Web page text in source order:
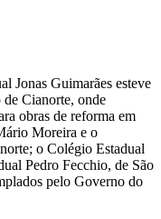
Jonas Guimarães esteve
Cianorte, onde
obras de reforma em
Moreira e o
o Colégio Estadual
Pedro Fecchio, de São
pelo Governo do